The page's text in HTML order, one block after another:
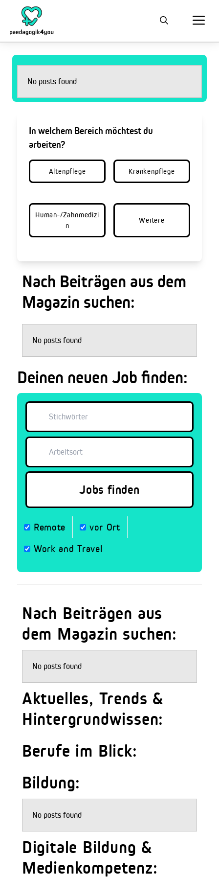
No posts found
In welchem Bereich möchtest du
arbeiten?
Altenpflege Krankenpflege
Human-/Zahnmedizi
n
Weitere
Nach Beiträgen aus dem
Magazin suchen:
No posts found
Deinen neuen Job finden:
Remote vor Ort
Work and Travel
Nach Beiträgen aus
dem Magazin suchen:
No posts found
Aktuelles, Trends &
Hintergrundwissen:
Berufe im Blick:
Bildung:
No posts found
Digitale Bildung &
Medienkompetenz: